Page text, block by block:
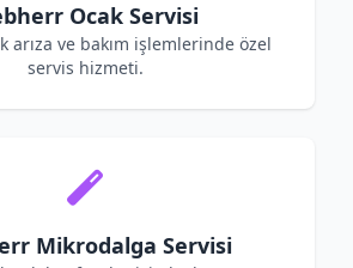
Ocak Servisi
arıza ve bakım işlemlerinde özel
servis hizmeti.
Mikrodalga Servisi